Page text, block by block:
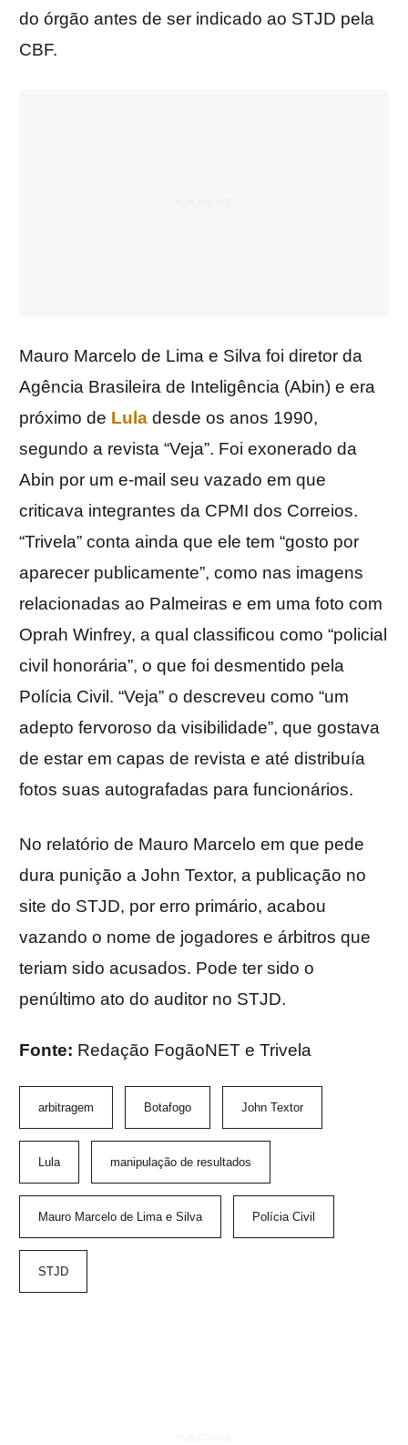
do órgão antes de ser indicado ao STJD pela
CBF.
Mauro Marcelo de Lima e Silva foi diretor da
Agência Brasileira de Inteligência (Abin) e era
próximo de Lula desde os anos 1990,
segundo a revista “Veja”. Foi exonerado da
Abin por um e-mail seu vazado em que
criticava integrantes da CPMI dos Correios.
“Trivela” conta ainda que ele tem “gosto por
aparecer publicamente”, como nas imagens
relacionadas ao Palmeiras e em uma foto com
Oprah Winfrey, a qual classificou como “policial
civil honorária”, o que foi desmentido pela
Polícia Civil. “Veja” o descreveu como “um
adepto fervoroso da visibilidade”, que gostava
de estar em capas de revista e até distribuía
fotos suas autografadas para funcionários.
No relatório de Mauro Marcelo em que pede
dura punição a John Textor, a publicação no
site do STJD, por erro primário, acabou
vazando o nome de jogadores e árbitros que
teriam sido acusados. Pode ter sido o
penúltimo ato do auditor no STJD.
Fonte: Redação FogãoNET e Trivela
arbitragem Botafogo John Textor
Lula manipulação de resultados
Mauro Marcelo de Lima e Silva Polícia Civil
STJD